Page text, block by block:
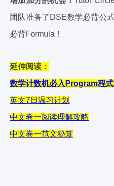
团队准备了DSE数学必背公
必背Formula！
延伸阅读：
数学计数机必入Program程
英文7日温习计划
中文卷一阅读理解攻略
中文卷一范文秘笈